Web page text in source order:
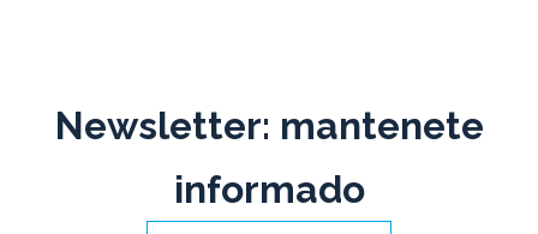
Newsletter: mantenete
informado